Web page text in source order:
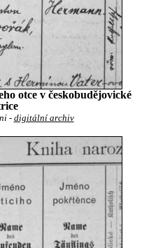
otce v českobudějovické
- digitální archiv